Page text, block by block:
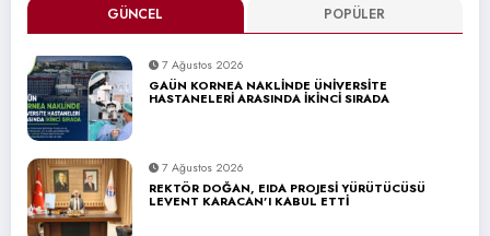
GÜNCEL POPÜLER
7 Ağustos 2026
GAÜN KORNEA NAKLİNDE ÜNİVERSİTE
HASTANELERİ ARASINDA İKİNCİ SIRADA
7 Ağustos 2026
REKTÖR DOĞAN, EIDA PROJESİ YÜRÜTÜCÜSÜ
LEVENT KARACAN’I KABUL ETTİ